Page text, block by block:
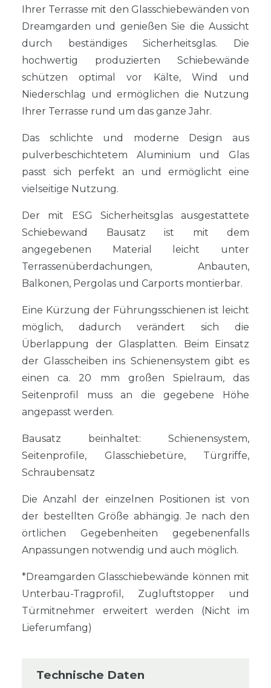
Ihrer Terrasse mit den Glasschiebewänden von
Dreamgarden und genießen Sie die Aussicht
durch beständiges Sicherheitsglas. Die
hochwertig produzierten Schiebewände
schützen optimal vor Kälte, Wind und
Niederschlag und ermöglichen die Nutzung
Ihrer Terrasse rund um das ganze Jahr.
Das schlichte und moderne Design aus
pulverbeschichtetem Aluminium und Glas
passt sich perfekt an und ermöglicht eine
vielseitige Nutzung.
Der mit ESG Sicherheitsglas ausgestattete
Schiebewand Bausatz ist mit dem
angegebenen Material leicht unter
Terrassenüberdachungen, Anbauten,
Balkonen, Pergolas und Carports montierbar.
Eine Kürzung der Führungsschienen ist leicht
möglich, dadurch verändert sich die
Überlappung der Glasplatten. Beim Einsatz
der Glasscheiben ins Schienensystem gibt es
einen ca. 20 mm großen Spielraum, das
Seitenprofil muss an die gegebene Höhe
angepasst werden.
Bausatz beinhaltet: Schienensystem,
Seitenprofile, Glasschiebetüre, Türgriffe,
Schraubensatz
Die Anzahl der einzelnen Positionen ist von
der bestellten Größe abhängig. Je nach den
örtlichen Gegebenheiten gegebenenfalls
Anpassungen notwendig und auch möglich.
*Dreamgarden Glasschiebewände können mit
Unterbau-Tragprofil, Zugluftstopper und
Türmitnehmer erweitert werden (Nicht im
Lieferumfang)
Technische Daten